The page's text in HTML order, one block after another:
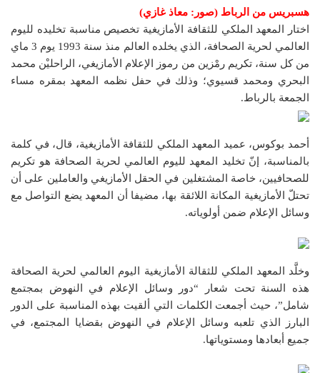
هسبريس من الرباط (صور: معاذ غازي)
اختار المعهد الملكي للثقافة الأمازيغية تخصيص مناسبة تخليده لليوم
العالمي لحرية الصحافة، الذي يخلده العالم منذ سنة 1993 يوم 3 ماي
من كل سنة، تكريم رمْزين من رموز الإعلام الأمازيغي، الراحليْن محمد
البحري ومحمد قسيوي؛ وذلك في حفل نظمه المعهد بمقره مساء
الجمعة بالرباط.
أحمد بوكوس، عميد المعهد الملكي للثقافة الأمازيغية، قال، في كلمة
بالمناسبة، إنّ تخليد المعهد لليوم العالمي لحرية الصحافة هو تكريم
للصحافيين، خاصة المشتغلين في الحقل الأمازيغي والعاملين على أن
تحتلّ الأمازيغية المكانة اللائقة بها، مضيفا أن المعهد يضع التواصل مع
وسائل الإعلام ضمن أولوياته.
وخلَّد المعهد الملكي للثقالة الأمازيغية اليوم العالمي لحرية الصحافة
هذه السنة تحت شعار “دور وسائل الإعلام في النهوض بمجتمع
شامل”، حيث أجمعت الكلمات التي ألقيت بهذه المناسبة على الدور
البارز الذي تلعبه وسائل الإعلام في النهوض بقضايا المجتمع، في
جميع أبعادها ومستوياتها.